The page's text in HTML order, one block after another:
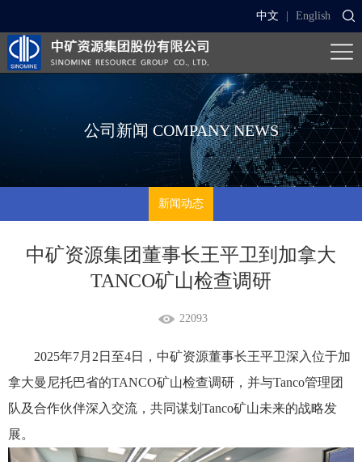
中文 English
公司新闻 COMPANY NEWS
新闻动态
中矿资源集团董事长王平卫到加拿大
TANCO矿山检查调研
22093
2025年7月2日至4日，中矿资源董事长王平卫深入位于加
拿大曼尼托巴省的TANCO矿山检查调研，并与Tanco管理团
队及合作伙伴深入交流，共同谋划Tanco矿山未来的战略发
展。